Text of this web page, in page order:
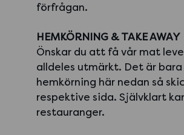
förfrågan.
HEMKÖRNING & TAKE AWAY
Önskar du att få vår mat
alldeles utmärkt. Det är
hemkörning här nedan så
respektive sida. Självklart
restauranger.